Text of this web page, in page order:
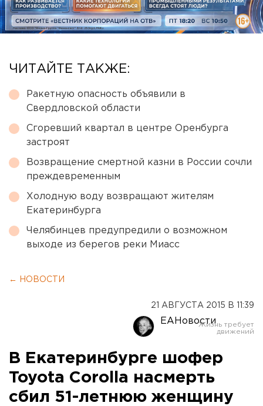
ЧИТАЙТЕ ТАКЖЕ:
Ракетную опасность объявили в
Свердловской области
Сгоревший квартал в центре Оренбурга
застроят
Возвращение смертной казни в России сочли
преждевременным
Холодную воду возвращают жителям
Екатеринбурга
Челябинцев предупредили о возможном
выходе из берегов реки Миасс
← НОВОСТИ
21 АВГУСТА 2015 В 11:39
ЕАНовости
В Екатеринбурге шофер
Toyota Corolla насмерть
сбил 51-летнюю женщину